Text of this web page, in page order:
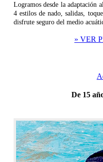
Logramos desde la adaptación
4 estilos de nado, salidas,
disfrute seguro del medio
» VER
De 15